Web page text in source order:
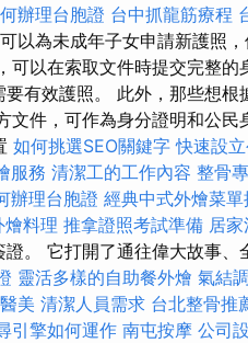
辦理台胞證 台中抓龍筋療程
以為未成年子女申請新護照
以在索取文件時提交完整的
有效護照。 此外，那些想根
件，可作為身分證明和公民
如何挑選SEO關鍵字 快速設
服務 清潔工的工作內容 整骨
辦理台胞證 經典中式外燴菜單
燴料理 推拿證照考試準備 居
。 它打開了通往偉大故事、
靈活多樣的自助餐外燴 氣結
美 清潔人員需求 台北整骨推
引擎如何運作 南屯按摩 公司